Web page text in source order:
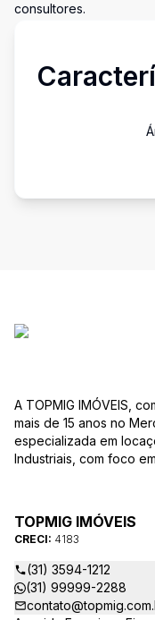
consultores.
A TOPMIG IMÓVEIS,
mais de 15 anos no
especializada em
Industriais, com foco
suas necessidades e
devidamente
para sanar todas as
escolha do imóvel que se
IMÓVEIS é uma
apresenta as seguintes
TOPMIG IMÓVEIS
CRECI: 4183
(31) 3594-1212
(31) 99999-2288